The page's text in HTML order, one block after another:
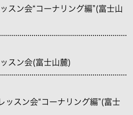
スン会“コーナリング編”(富士山
スン会(富士山麓)
スン会“コーナリング編”(富士